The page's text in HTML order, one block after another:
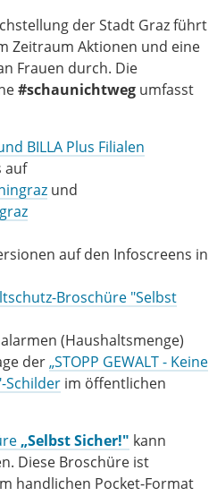
der Stadt Graz führt
Zeitraum Aktionen und eine
Frauen durch. Die
#schaunichtweg umfasst
BILLA Plus Filialen
auf
und
auf den Infoscreens in
Broschüre "Selbst
(Haushaltsmenge)
der„STOPP GEWALT - Keine
Schilder im öffentlichen
„Selbst Sicher!" kann
Diese Broschüre ist
handlichen Pocket-Format